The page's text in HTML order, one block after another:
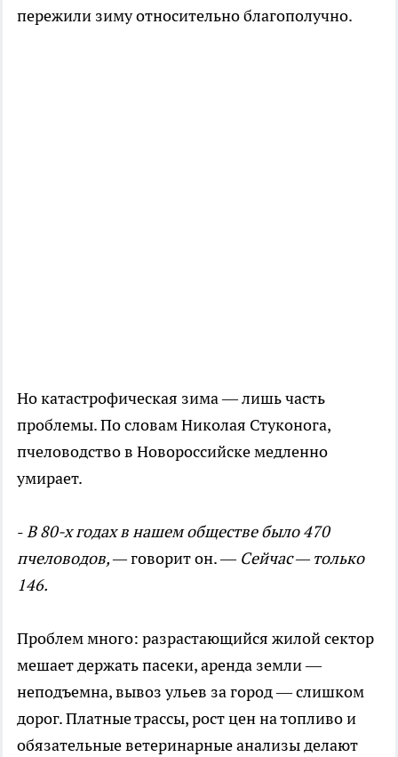
пережили зиму относительно благополучно.
Но катастрофическая зима — лишь часть
проблемы. По словам Николая Стуконога,
пчеловодство в Новороссийске медленно
умирает.
-В 80-х годах в нашем обществе было 470
пчеловодов, —говорит он. — Сейчас — только
146.
Проблем много: разрастающийся жилой сектор
мешает держать пасеки, аренда земли —
неподъемна, вывоз ульев за город — слишком
дорог. Платные трассы, рост цен на топливо и
обязательные ветеринарные анализы делают